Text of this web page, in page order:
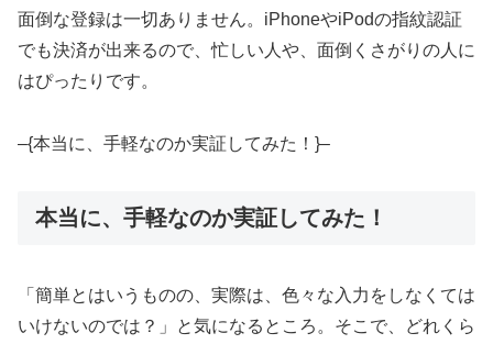
面倒な登録は一切ありません。iPhoneやiPodの指紋認証
でも決済が出来るので、忙しい人や、面倒くさがりの人に
はぴったりです。
–{本当に、手軽なのか実証してみた！}–
本当に、手軽なのか実証してみた！
「簡単とはいうものの、実際は、色々な入力をしなくては
いけないのでは？」と気になるところ。そこで、どれくら